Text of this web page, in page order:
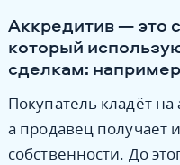
Аккредитив — это
который
сделкам:
Покупатель кладёт
а продавец получает
собственности. До